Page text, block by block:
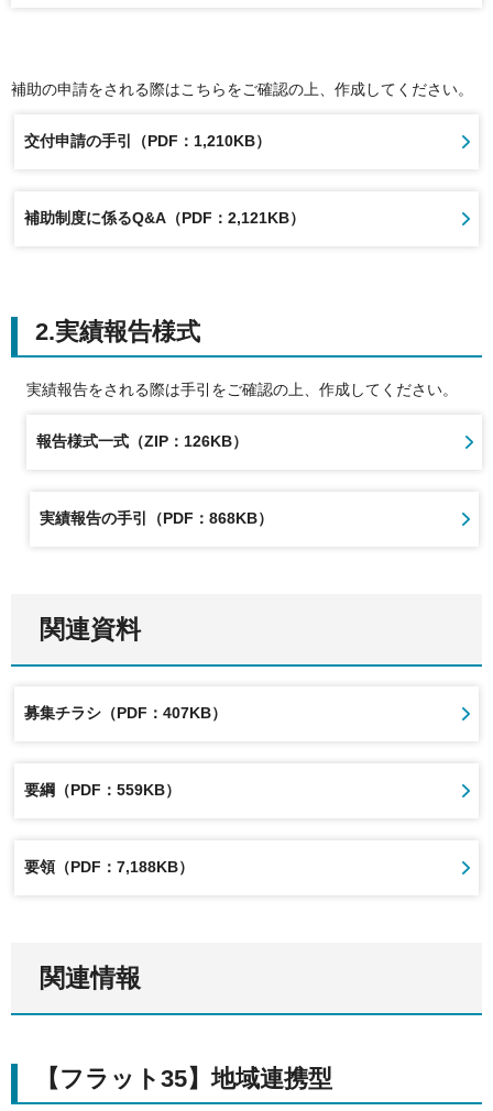
補助の申請をされる際はこちらをご確認の上、作成してください。
交付申請の手引（PDF：1,210KB）
補助制度に係るQ&A（PDF：2,121KB）
2.実績報告様式
実績報告をされる際は手引をご確認の上、作成してください。
報告様式一式（ZIP：126KB）
実績報告の手引（PDF：868KB）
関連資料
募集チラシ（PDF：407KB）
要綱（PDF：559KB）
要領（PDF：7,188KB）
関連情報
【フラット35】地域連携型